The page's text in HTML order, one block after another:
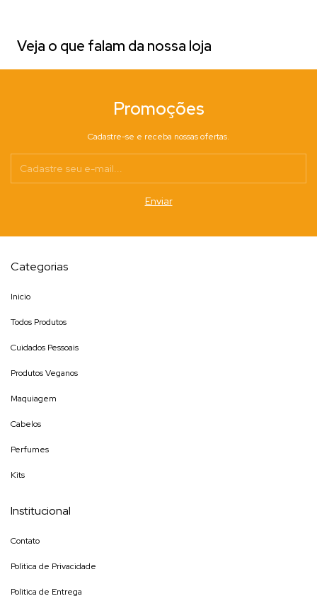
Veja o que falam da nossa loja
Promoções
Cadastre-se e receba nossas ofertas.
Categorias
Inicio
Todos Produtos
Cuidados Pessoais
Produtos Veganos
Maquiagem
Cabelos
Perfumes
Kits
Institucional
Contato
Politica de Privacidade
Politica de Entrega